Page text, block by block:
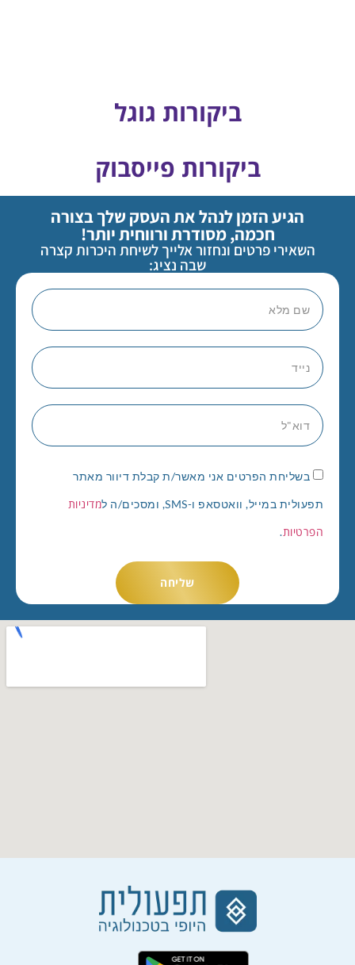
ביקורות גוגל
ביקורות פייסבוק
הגיע הזמן לנהל את העסק שלך בצורה
חכמה, מסודרת ורווחית יותר!
השאירי פרטים ונחזור אלייך לשיחת היכרות קצרה
שבה נציג:
בשליחת הפרטים אני מאשר/ת קבלת דיוור מאתר
תפעולית במייל, וואטסאפ ו-SMS, ומסכים/ה ל
מדיניות
הפרטיות.
שליחה